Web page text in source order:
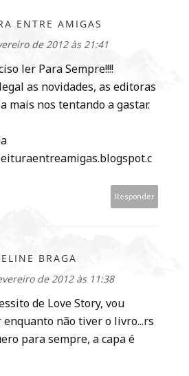
ENTRE AMIGAS
de 2012 às 21:41
ler Para Sempre!!!!
as novidades, as editoras
mais nos tentando a gastar.
Responder
BRAGA
de 2012 às 11:38
de Love Story, vou
não tiver o livro...rs
para sempre, a capa é